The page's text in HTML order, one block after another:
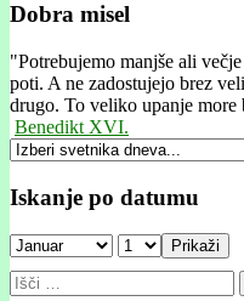
Dobra misel
"Potrebujemo manjše ali
poti. A ne zadostujejo brez
drugo. To veliko upanje
Benedikt XVI.
Iskanje po datumu
Prikaži
Išči: